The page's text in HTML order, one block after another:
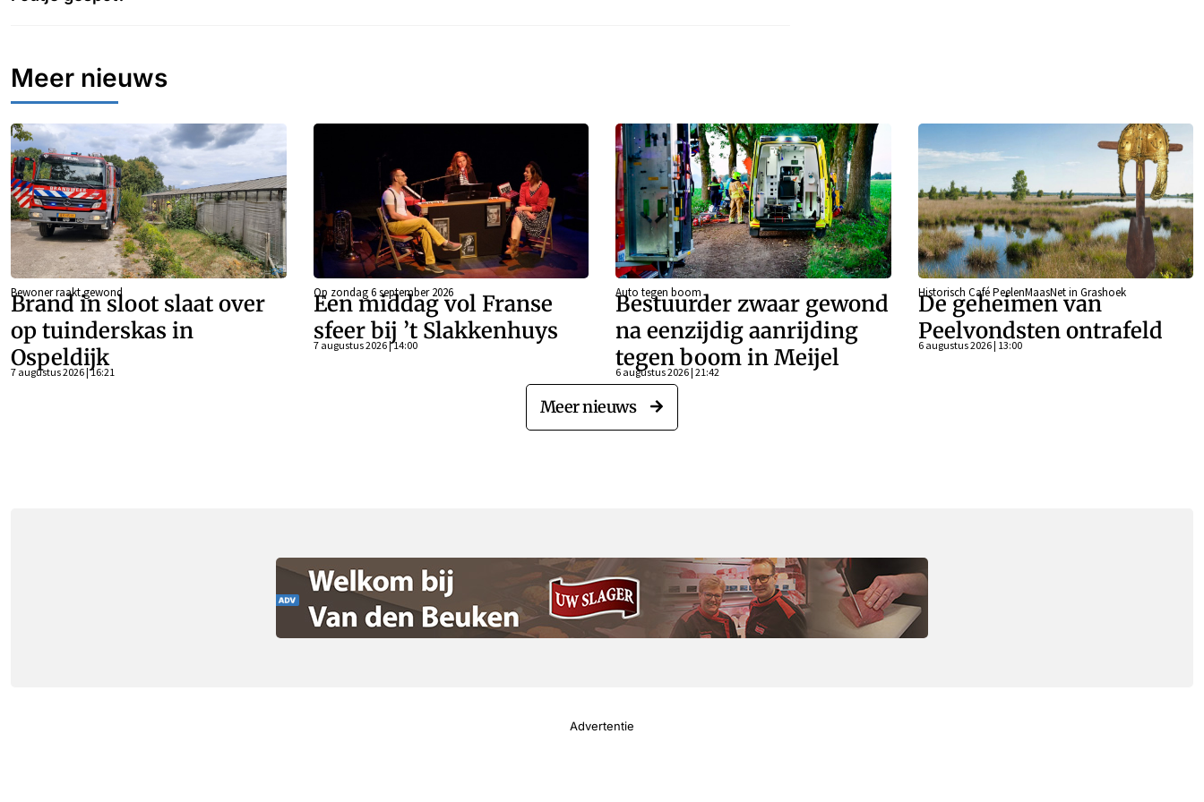
Meer nieuws
Bewoner raakt gewond
Brand in sloot slaat over
op tuinderskas in
Ospeldijk
7 augustus 2026 | 16:21
Op zondag 6 september 2026
Een middag vol Franse
sfeer bij ’t Slakkenhuys
7 augustus 2026 | 14:00
Auto tegen boom
Bestuurder zwaar gewond
na eenzijdig aanrijding
tegen boom in Meijel
6 augustus 2026 | 21:42
Historisch Café PeelenMaasNet in Grashoek
De geheimen van
Peelvondsten ontrafeld
6 augustus 2026 | 13:00
Meer nieuws
Advertentie